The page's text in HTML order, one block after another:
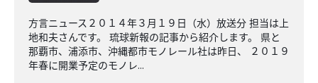
方言ニュース２０１４年３月１９日（水）放送分 担当は上
地和夫さんです。 琉球新報の記事から紹介します。 県と
那覇市、浦添市、沖縄都市モノレール社は昨日、 ２０１９
年春に開業予定のモノレ...